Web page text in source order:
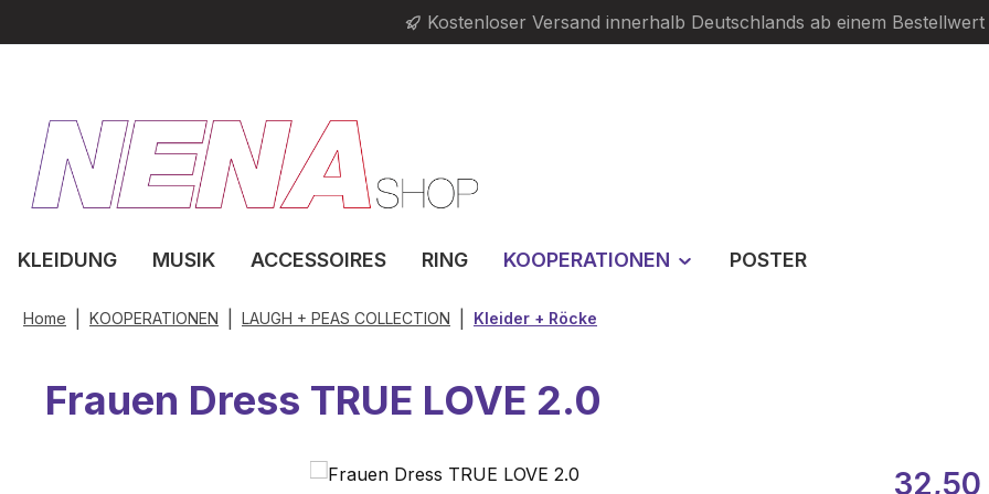
Kostenloser Versand innerhalb Deutschlands ab einem
KLEIDUNG MUSIK ACCESSOIRES RING KOOPERATIONEN POSTER
Home KOOPERATIONEN LAUGH + PEAS COLLECTION Kleider + Röcke
Frauen Dress TRUE LOVE 2.0
32,50